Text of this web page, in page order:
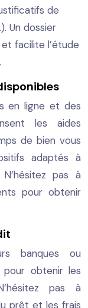
de
Un dossier
facilite l’étude
en ligne et des
les aides
de bien vous
adaptés à
pas à
pour obtenir
banques ou
obtenir les
pas à
prêt et les frais